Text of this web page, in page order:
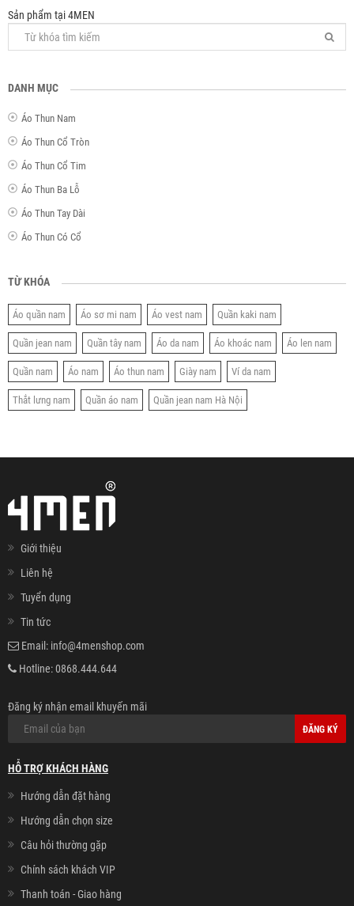
Sản phẩm tại 4MEN
DANH MỤC
Áo Thun Nam
Áo Thun Cổ Tròn
Áo Thun Cổ Tim
Áo Thun Ba Lỗ
Áo Thun Tay Dài
Áo Thun Có Cổ
TỪ KHÓA
Áo quần nam Áo sơ mi nam Áo vest nam Quần kaki nam
Quần jean nam Quần tây nam Áo da nam Áo khoác nam Áo len nam
Quần nam Áo nam Áo thun nam Giày nam Ví da nam
Thắt lưng nam Quần áo nam Quần jean nam Hà Nội
Giới thiệu
Liên hệ
Tuyển dụng
Tin tức
Email: info@4menshop.com
Hotline:0868.444.644
Đăng ký nhận email khuyến mãi
ĐĂNG KÝ
HỖ TRỢ KHÁCH HÀNG
Hướng dẫn đặt hàng
Hướng dẫn chọn size
Câu hỏi thường gặp
Chính sách khách VIP
Thanh toán - Giao hàng